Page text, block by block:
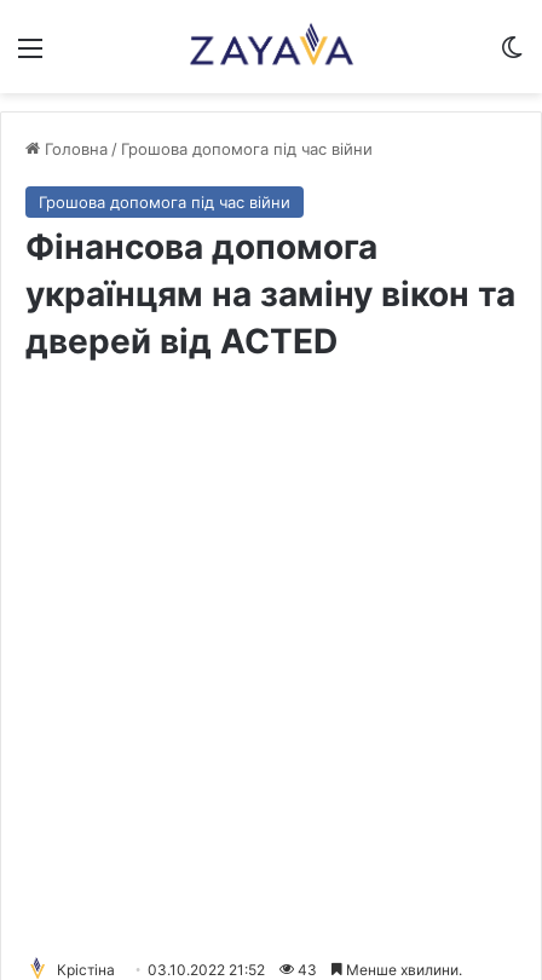
Меню
Головна / Грошова допомога під час війни
Грошова допомога під час війни
Фінансова допомога
українцям на заміну вікон та
дверей від ACTED
Крістіна 03.10.2022 21:52 43 Менше хвилини.